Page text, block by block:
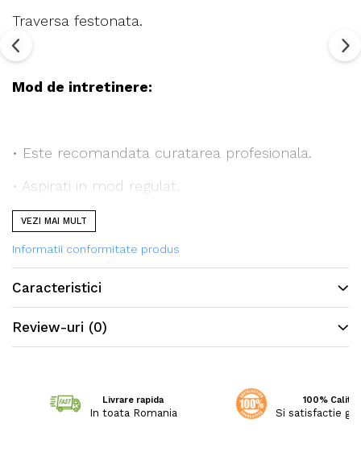
Traversa festonata.
Mod de intretinere:
• Este recomandata curatarea profesionala.
• Aspirati in mod regulat.
Toate covoarele noastre sunt certificate
conform standardului STANDARD 100 de catre
OEKO-TEX®,
garantand absenta substantelor nocive in
cantitati care ar putea dauna sanatatii.
VEZI MAI MULT
Informatii conformitate produs
Caracteristici
Review-uri (0)
Livrare rapida
In toata Romania
100%
Si satisfactie